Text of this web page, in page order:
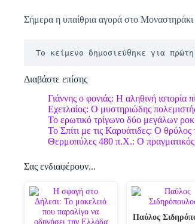
Σήμερα η υπαίθρια αγορά στο Μοναστηράκι
Το κείμενο δημοσιεύθηκε για
Διαβάστε επίσης
Γιάννης ο φονιάς: Η αληθινή
Εχετλαίος: Ο μυστηριώδης
Το ερωτικό τρίγωνο δύο μεγάλων
Το Σπίτι με τις Καρυάτιδες: Ο
Θερμοπύλες 480 π.Χ.: Ο
Σας ενδιαφέρουν...
Παύλος